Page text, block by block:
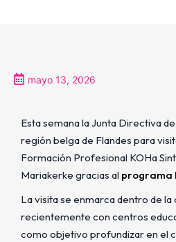
mayo 13, 2026
Esta semana la Junta Directiva
región belga de Flandes para
Formación Profesional KOHa
Mariakerke gracias al programa
La visita se enmarca dentro de
recientemente con centros
como objetivo profundizar en el